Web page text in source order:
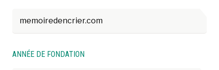
memoiredencrier.com
ANNÉE DE FONDATION